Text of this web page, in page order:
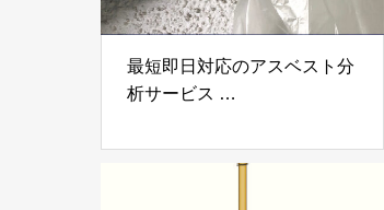
最短即日対応のアスベスト分
析サービス
株式会社べスター